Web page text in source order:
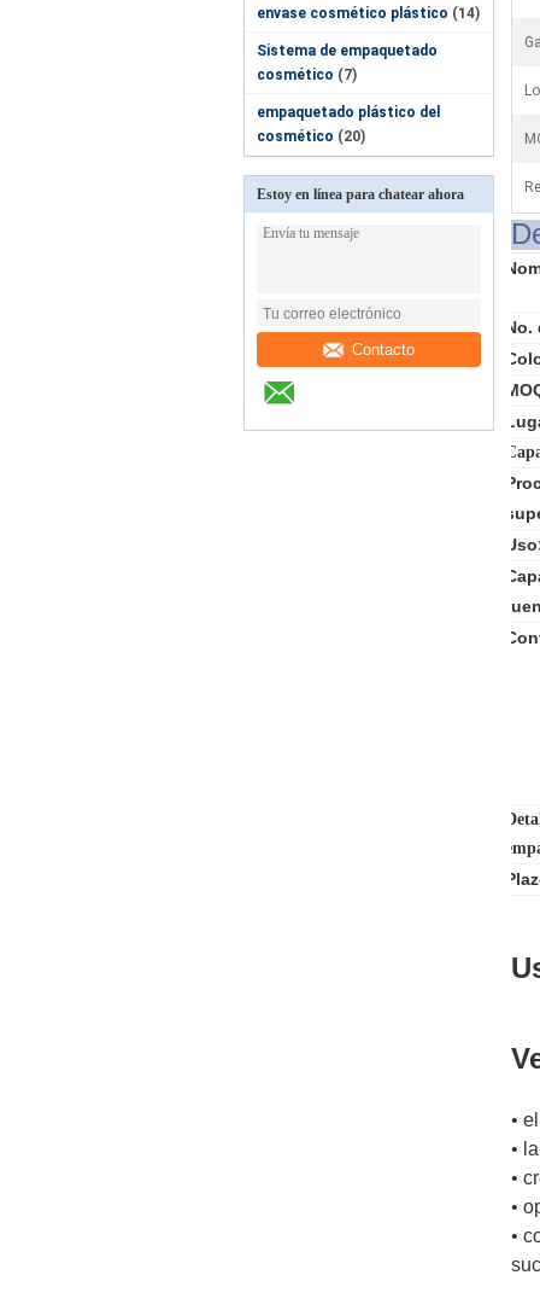
envase cosmético plástico (14)
Sistema de empaquetado
cosmético (7)
empaquetado plástico del
cosmético (20)
Estoy en línea para chatear ahora
Contacto
•
•
•
•
•